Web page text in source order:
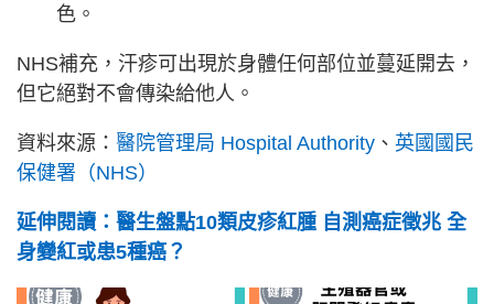
色。
NHS補充，汗疹可出現於身體任何部位並蔓延開去，
但它絕對不會傳染給他人。
資料來源： 醫院管理局 Hospital Authority 、 英國國民
保健署（NHS）
延伸閱讀：醫生盤點10類皮疹紅腫 自測癌症徵兆 全
身變紅或患5種癌？